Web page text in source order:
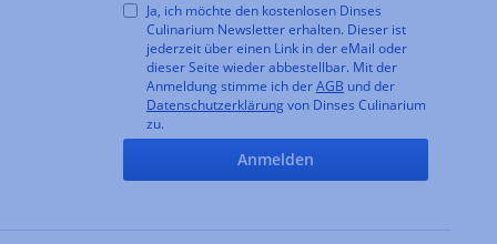
Ja, ich möchte den kostenlosen Dinses
Culinarium Newsletter erhalten. Dieser ist
jederzeit über einen Link in der eMail oder
dieser Seite wieder abbestellbar. Mit der
Anmeldung stimme ich derAGB und der
Datenschutzerklärung von Dinses Culinarium
zu.
Anmelden